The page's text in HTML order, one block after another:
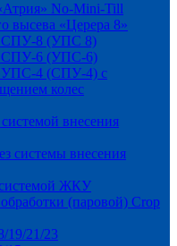
No-Mini-Till
высева «Церера 8»
СПУ-8 (УПС 8)
СПУ-6 (УПС-6)
УПС-4 (СПУ-4) с
колес
внесения
системы внесения
ЖКУ
(паровой) Crop
19/21/23